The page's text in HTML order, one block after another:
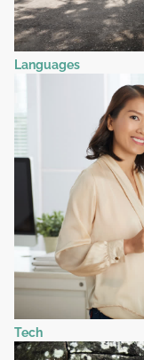
Languages
Tech